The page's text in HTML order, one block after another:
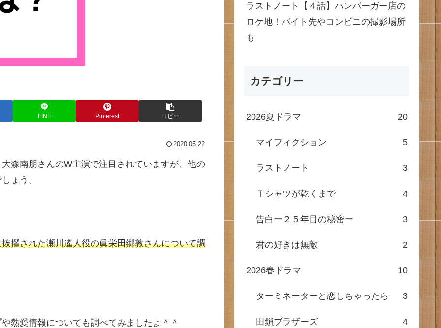
LINE Pinterest コピー
2020.05.22
森南朋さんのW主演で注目されていますが、他の
ょう。
擢された瀬川遙人役の眞栄田郷敦さんについて調
熱愛情報についても調べてみましたよ＾＾
ラストノート【４話】ハンバーガー店の
ロケ地！バイト先やコンビニの撮影場所
も
カテゴリー
2026夏ドラマ 20
マイフィクション 5
ラストノート 3
Ｔシャツが乾くまで 4
告白ー２５年目の秘密ー 3
君の好きは無敵 2
2026春ドラマ 10
ターミネーターと恋しちゃったら 3
田鎖ブラザーズ 4